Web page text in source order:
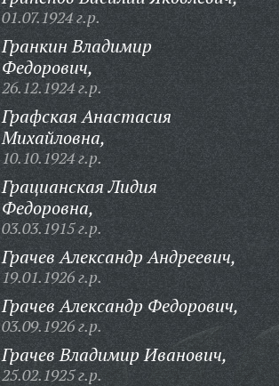
01.07.1924 г.р.
Гранкин Владимир
Федорович,
26.12.1924 г.р.
Графская Анастасия
Михайловна,
10.10.1924 г.р.
Грацианская Лидия
Федоровна,
03.03.1915 г.р.
Грачев Александр Андреевич,
19.01.1926 г.р.
Грачев Александр Федорович,
03.09.1926 г.р.
Грачев Владимир Иванович,
25.02.1925 г.р.